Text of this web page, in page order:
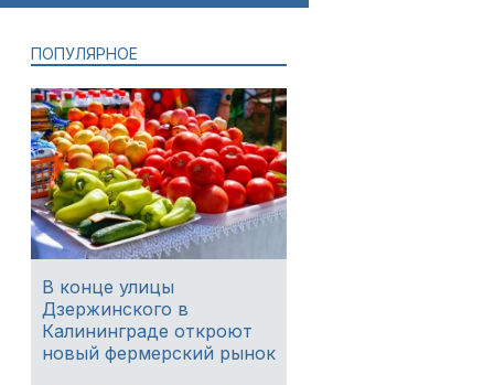
ПОПУЛЯРНОЕ
В конце улицы
Дзержинского в
Калининграде откроют
новый фермерский рынок